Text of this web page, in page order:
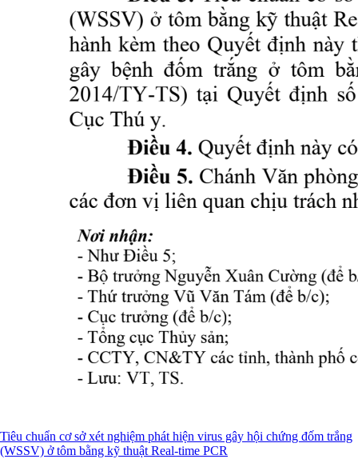
Tiêu chuẩn cơ sở xét nghiệm phát hiện virus gây hội chứng đốm trắng
(WSSV) ở tôm bằng kỹ thuật Real-time PCR